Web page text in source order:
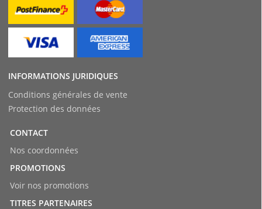
INFORMATIONS JURIDIQUES
Conditions générales de vente
Protection des données
CONTACT
Nos coordonnées
PROMOTIONS
Voir nos promotions
TITRES PARTENAIRES